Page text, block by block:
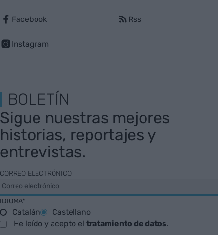
Facebook
Instagram
Rss
BOLETÍN
Sigue nuestras mejores
historias, reportajes y
entrevistas.
CORREO ELECTRÓNICO
IDIOMA*
Catalán
Castellano
He leído y acepto el tratamiento de datos.